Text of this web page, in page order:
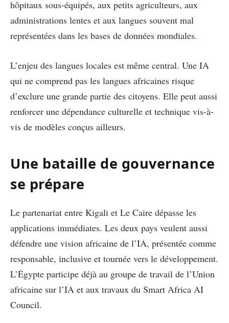
hôpitaux sous-équipés, aux petits agriculteurs, aux
administrations lentes et aux langues souvent mal
représentées dans les bases de données mondiales.
L’enjeu des langues locales est même central. Une IA
qui ne comprend pas les langues africaines risque
d’exclure une grande partie des citoyens. Elle peut aussi
renforcer une dépendance culturelle et technique vis-à-
vis de modèles conçus ailleurs.
Une bataille de gouvernance
se prépare
Le partenariat entre Kigali et Le Caire dépasse les
applications immédiates. Les deux pays veulent aussi
défendre une vision africaine de l’IA, présentée comme
responsable, inclusive et tournée vers le développement.
L’Égypte participe déjà au groupe de travail de l’Union
africaine sur l’IA et aux travaux du Smart Africa AI
Council.